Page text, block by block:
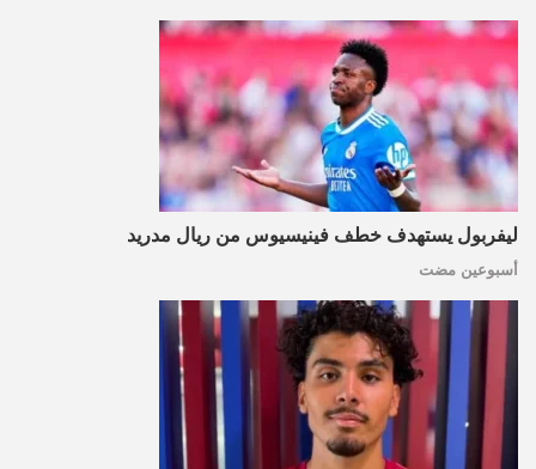
ليفربول يستهدف خطف فينيسيوس من ريال مدريد
أسبوعين مضت